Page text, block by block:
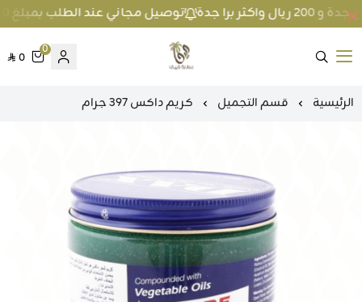
توصيل مجاني عند الطلب بمبلغ 100 ريال واكثر داخل جدة و 200 ريال واكثر برا جدة
متجر عطارة فيفا
0
0
الرئيسية قسم التجميل كريم داكس 397 جرام